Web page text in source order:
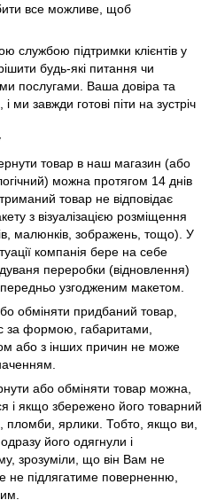
все можливе, щоб
службою підтримки клієнтів у
будь-які питання чи
послугами. Ваша довіра та
ми завжди готові піти на зустріч
товар в наш магазин (або
можна протягом 14 днів
товар не відповідає
з візуалізацією розміщення
малюнків, зображень, тощо). У
компанія бере на себе
переробки (відновлення)
узгодженим макетом.
обміняти придбаний товар,
за формою, габаритами,
або з інших причин не може
або обміняти товар можна,
і якщо збережено його товарний
пломби, ярлики. Тобто, якщо ви,
його одягнули і
зрозуміли, що він Вам не
не підлягатиме поверненню,